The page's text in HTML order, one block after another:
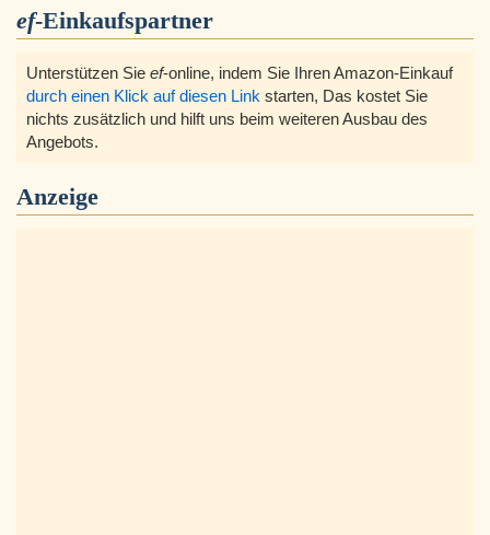
ef-Einkaufspartner
Unterstützen Sie ef-online, indem Sie Ihren Amazon-Einkauf
durch einen Klick auf diesen Link starten, Das kostet Sie
nichts zusätzlich und hilft uns beim weiteren Ausbau des
Angebots.
Anzeige